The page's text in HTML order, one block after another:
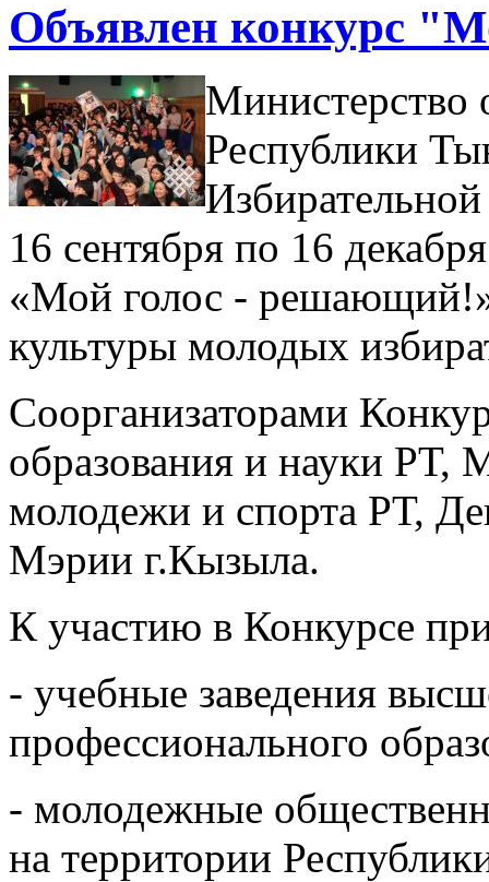
Объявлен конкурс
Министерство
Республики
16 сентября по 16
«Мой голос -
культуры молодых
Соорганизаторами
образования и науки РТ,
молодежи и спорта РТ,
Мэрии г.Кызыла.
К участию в Конкурсе
- учебные заведения
профессионального
- молодежные
на территории